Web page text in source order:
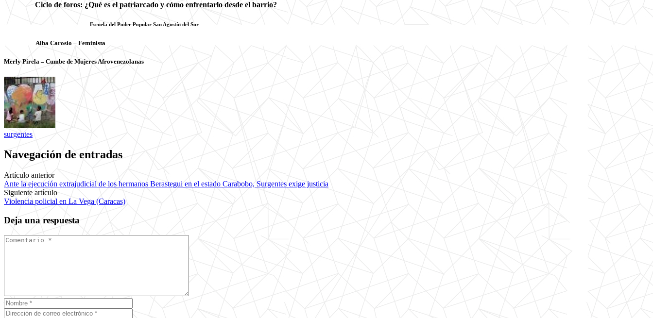
Ciclo de foros: ¿Qué es el patriarcado y cómo enfrentarlo desde el barrio?
Escuela del Poder Popular San Agustín del Sur
Alba Carosio – Feminista
Merly Pirela – Cumbe de Mujeres Afrovenezolanas
surgentes
Navegación de entradas
Artículo anterior
Ante la ejecución extrajudicial de los hermanos Berastegui en el estado Carabobo, Surgentes exige justicia
Siguiente artículo
Violencia policial en La Vega (Caracas)
Deja una respuesta